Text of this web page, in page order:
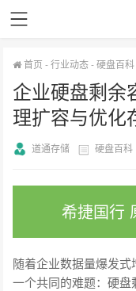
首页 -行业动态-硬盘百科
企业硬盘剩余
理扩容与优化
道通存储 硬盘百科
希捷国行
随着企业数据量爆发
一个共同的难题：硬